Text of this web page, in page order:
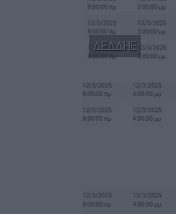
ΔΕΔΔΗΕ